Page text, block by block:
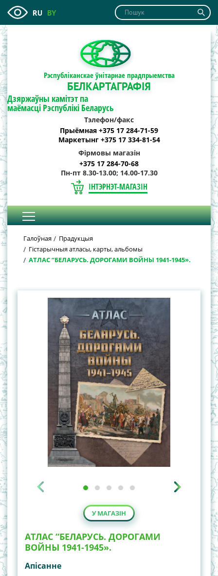
RU BY
Рэспубліканскае ўнітарнае прадпрыемства
БЕЛКАРТАГРАФІЯ
Дзяржаўны камітэт па
маёмасці Рэспублікі Беларусь
Тэлефон/факс
Прыёмная +375 17 284-71-59
Маркетынг +375 17 334-81-54
Фірмовы магазін
+375 17 284-70-68
Пн-пт 8.30-13.00; 14.00-17.30
ІНТЭРНЭТ-МАГАЗІН
Галоўная
Прадукцыя
Гістарычныя атласы, карты, альбомы
АТЛАС “БЕЛАРУСЬ. ДОРОГАМИ ВОЙНЫ 1941-1945».
У МАГАЗІН
АТЛАС “БЕЛАРУСЬ. ДОРОГАМИ
ВОЙНЫ 1941-1945».
Апiсанне